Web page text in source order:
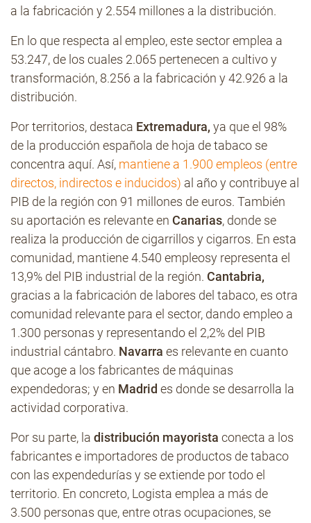
a la fabricación y 2.554 millones a la distribución.
En lo que respecta al empleo, este sector emplea a
53.247, de los cuales 2.065 pertenecen a cultivo y
transformación, 8.256 a la fabricación y 42.926 a la
distribución.
Por territorios, destaca Extremadura, ya que el 98%
de la producción española de hoja de tabaco se
concentra aquí. Así, mantiene a 1.900 empleos (entre
directos, indirectos e inducidos) al año y contribuye al
PIB de la región con 91 millones de euros. También
su aportación es relevante en Canarias, donde se
realiza la producción de cigarrillos y cigarros. En esta
comunidad, mantiene 4.540 empleosy representa el
13,9% del PIB industrial de la región. Cantabria,
gracias a la fabricación de labores del tabaco, es otra
comunidad relevante para el sector, dando empleo a
1.300 personas y representando el 2,2% del PIB
industrial cántabro. Navarra es relevante en cuanto
que acoge a los fabricantes de máquinas
expendedoras; y en Madrid es donde se desarrolla la
actividad corporativa.
Por su parte, la distribución mayorista conecta a los
fabricantes e importadores de productos de tabaco
con las expendedurías y se extiende por todo el
territorio. En concreto, Logista emplea a más de
3.500 personas que, entre otras ocupaciones, se